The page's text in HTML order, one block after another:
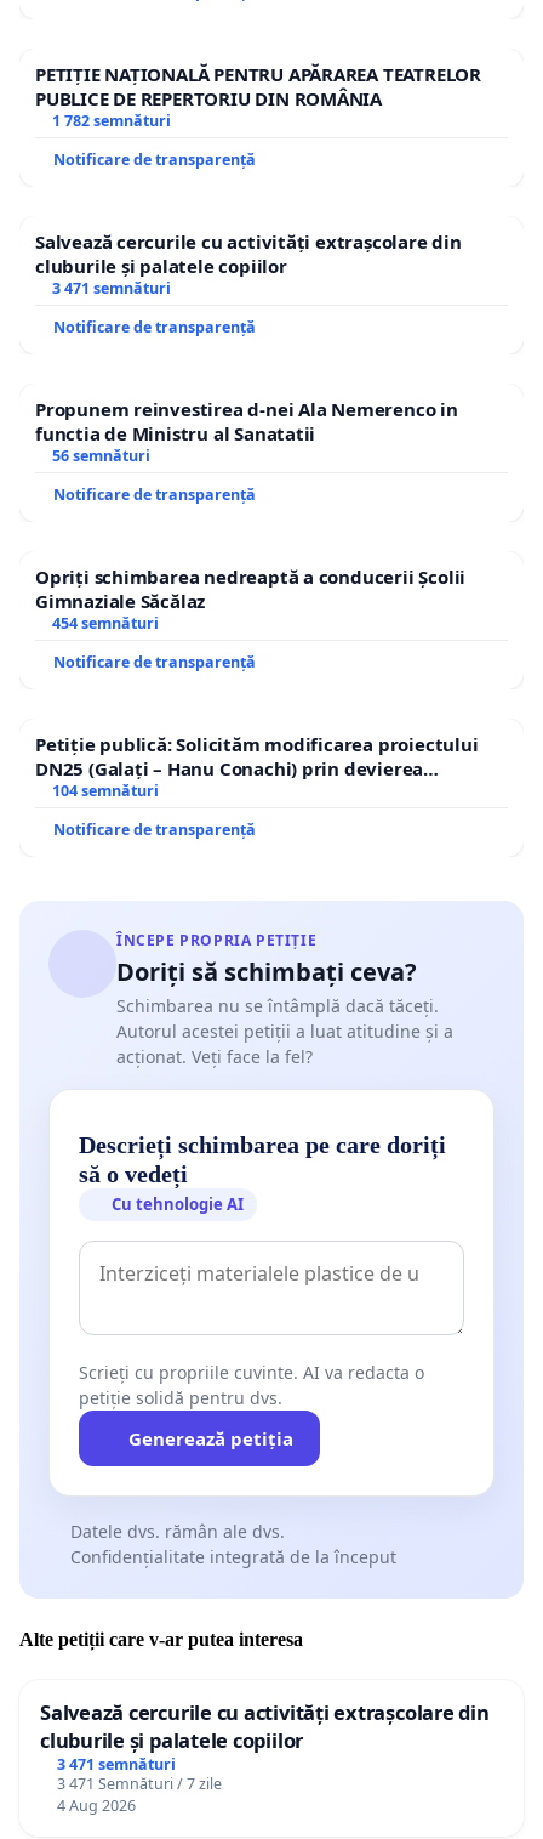
PETIȚIE NAȚIONALĂ PENTRU APĂRAREA TEATRELOR
PUBLICE DE REPERTORIU DIN ROMÂNIA
1 782 semnături
Notificare de transparență
Salvează cercurile cu activități extrașcolare din
cluburile și palatele copiilor
3 471 semnături
Notificare de transparență
Propunem reinvestirea d-nei Ala Nemerenco in
functia de Ministru al Sanatatii
56 semnături
Notificare de transparență
Opriți schimbarea nedreaptă a conducerii Școlii
Gimnaziale Săcălaz
454 semnături
Notificare de transparență
Petiție publică: Solicităm modificarea proiectului
DN25 (Galați – Hanu Conachi) prin devierea
traseului în afara localităților!
104 semnături
Notificare de transparență
ÎNCEPE PROPRIA PETIȚIE
Doriți să schimbați ceva?
Schimbarea nu se întâmplă dacă tăceți.
Autorul acestei petiții a luat atitudine și a
acționat. Veți face la fel?
Descrieți schimbarea pe care doriți
să o vedeți
Cu tehnologie AI
Scrieți cu propriile cuvinte. AI va redacta o
petiție solidă pentru dvs.
Generează petiția
Datele dvs. rămân ale dvs.
Confidențialitate integrată de la început
Alte petiții care v-ar putea interesa
Salvează cercurile cu activități extrașcolare din
cluburile și palatele copiilor
3 471 semnături
3 471 Semnături / 7 zile
4 Aug 2026